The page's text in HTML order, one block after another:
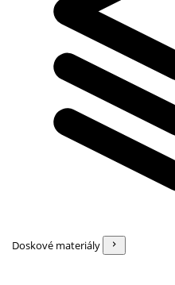
Doskové materiály